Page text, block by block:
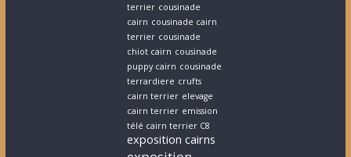
terrier cousinade
cairn cousinade cairn
terrier cousinade
chiot cairn cousinade
puppy cairn cousinade
terrardiere crufts
cairn terrier elevage
cairn terrier emission
télé cairn terrier C8
exposition cairns